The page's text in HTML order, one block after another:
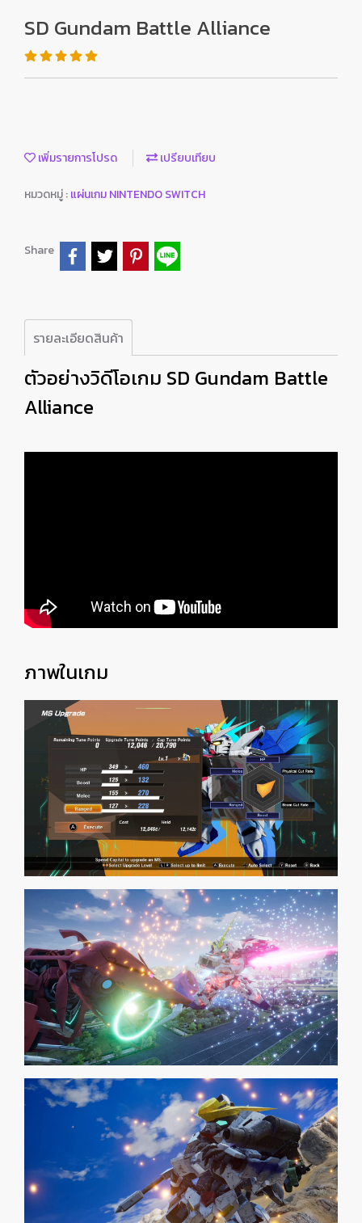
SD Gundam Battle Alliance
เพิ่มรายการโปรด เปรียบเทียบ
หมวดหมู่ :แผ่นเกม NINTENDO SWITCH
Share
รายละเอียดสินค้า
ตัวอย่างวิดีโอเกม SD Gundam Battle
Alliance
ภาพในเกม